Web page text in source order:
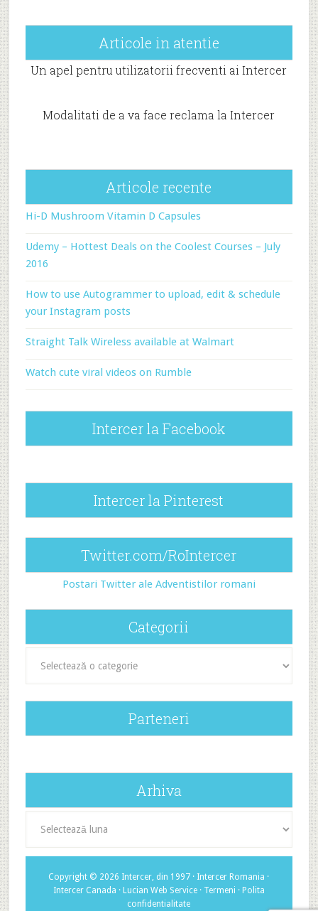
Articole in atentie
Un apel pentru utilizatorii frecventi ai Intercer
Modalitati de a va face reclama la Intercer
Articole recente
Hi-D Mushroom Vitamin D Capsules
Udemy – Hottest Deals on the Coolest Courses – July
2016
How to use Autogrammer to upload, edit & schedule
your Instagram posts
Straight Talk Wireless available at Walmart
Watch cute viral videos on Rumble
Intercer la Facebook
Intercer la Pinterest
Twitter.com/RoIntercer
Postari Twitter ale Adventistilor romani
Categorii
Parteneri
Arhiva
Copyright © 2026 Intercer, din 1997 · Intercer Romania ·
Intercer Canada · Lucian Web Service· Termeni · Polita
confidentialitate